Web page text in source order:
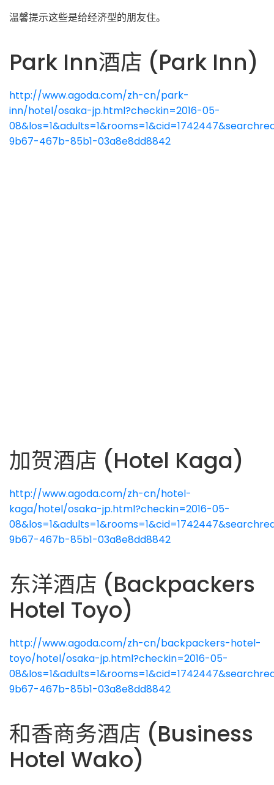
温馨提示这些是给经济型的朋友住。
Park Inn酒店 (Park Inn)
http://www.agoda.com/zh-cn/park-
inn/hotel/osaka-jp.html?checkin=2016-05-
9b67-467b-85b1-03a8e8dd8842
加贺酒店 (Hotel Kaga)
http://www.agoda.com/zh-cn/hotel-
kaga/hotel/osaka-jp.html?checkin=2016-05-
9b67-467b-85b1-03a8e8dd8842
东洋酒店 (Backpackers
Hotel Toyo)
http://www.agoda.com/zh-cn/backpackers-hotel-
toyo/hotel/osaka-jp.html?checkin=2016-05-
9b67-467b-85b1-03a8e8dd8842
和香商务酒店 (Business
Hotel Wako)